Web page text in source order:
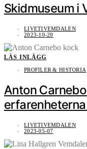
Skidmuseum i
LIVETIVEMDALEN
2023-10-20
LÄS INLÄGG
PROFILER & HISTORIA
Anton
LIVETIVEMDALEN
2023-05-07